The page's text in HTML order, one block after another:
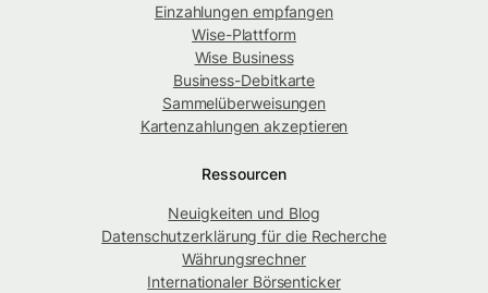
Einzahlungen empfangen
Wise-Plattform
Wise Business
Business-Debitkarte
Sammelüberweisungen
Kartenzahlungen akzeptieren
Ressourcen
Neuigkeiten und Blog
Datenschutzerklärung für die Recherche
Währungsrechner
Internationaler Börsenticker